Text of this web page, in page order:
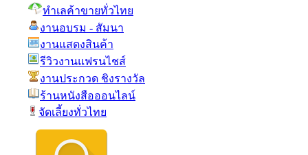
ทำเลค้าขายทั่วไทย
งานอบรม - สัมนา
งานแสดงสินค้า
รีวิวงานแฟรนไชส์
งานประกวด ชิงรางวัล
ร้านหนังสือออนไลน์
จัดเลี้ยงทั่วไทย